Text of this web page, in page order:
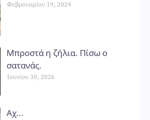
Φεβρουαρίου 19, 2024
Μπροστά η ζήλια. Πίσω ο
σατανάς.
Ιουνίου 30, 2026
Αχ...